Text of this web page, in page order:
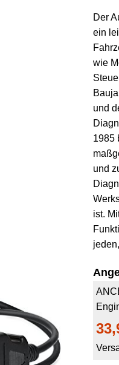
Der
ein
wie
und
1985
und
ist.